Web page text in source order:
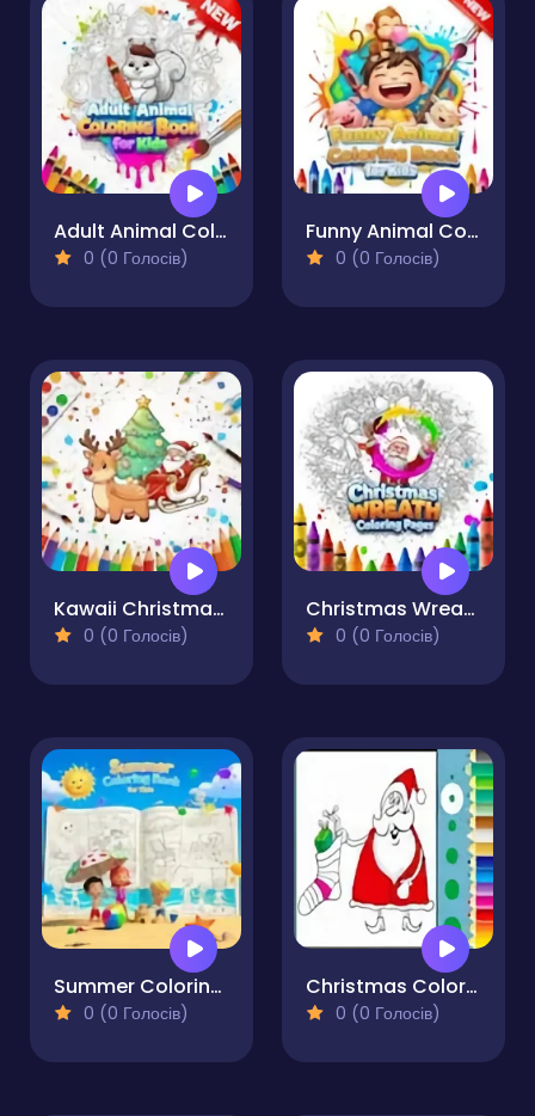
Adult Animal Coloring Book for Kids
0 (0 Голосів)
Funny Animal Coloring Book for Kids
0 (0 Голосів)
Kawaii Christmas Coloring Pages
0 (0 Голосів)
Christmas Wreath Coloring Pages
0 (0 Голосів)
Summer Coloring Book for Kids
0 (0 Голосів)
Christmas Coloring Book
0 (0 Голосів)